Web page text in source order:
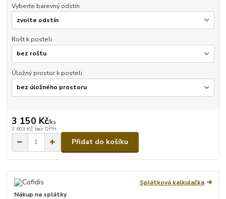
Vyberte barevný odstín
Rošt k posteli
Úložný prostor k posteli
3 150 Kč/ks
2 603 Kč bez DPH
Přidat do košíku
Splátková kalkulačka
Nákup na splátky